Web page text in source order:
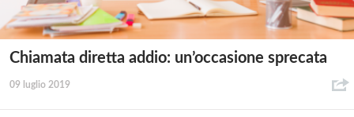
Chiamata diretta addio: un’occasione sprecata
09 luglio 2019